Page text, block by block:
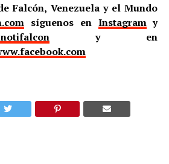
Falcón, Venezuela y el Mundo
síguenos en Instagramy
y en